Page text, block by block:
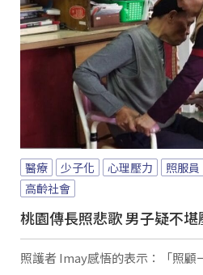
醫療 少子化 心理壓力 照服員
高齡社會
桃園傳長照悲歌 男子疑不
照護者 Imay感悟的表示：「照顧